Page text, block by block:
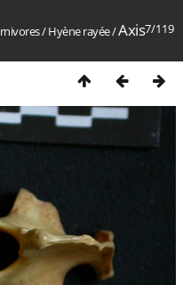
7/119
/Hyène rayée/Axis